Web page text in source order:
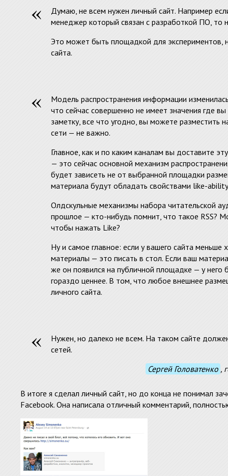
Думаю, не всем нужен личный сайт. Например
менеджер который связан с разработкой ПО, то
Это может быть площадкой для экспериментов,
сайта.
Модель распространения информации
что сейчас совершенно не имеет значения где
заметку, все что угодно, вы можете разместить
сети — не важно.
Главное, как и по каким каналам вы доставите
— это сейчас основной механизм
будет зависеть не от выбранной площадки
материала будут обладать свойствами like-
Олдскульные механизмы набора читательской
прошлое — кто-нибудь помнит, что такое
чтобы нажать Like?
Ну и самое главное: если у вашего сайта
материалы — это писать в стол. Если ваш
же он появился на публичной площадке — у него
гораздо ценнее. В том, что любое внешнее
личного сайта.
Нужен, но далеко не всем. На таком сайте
сетей.
Сергей Головатенко ,
В итоге я сделал личный сайт, но до конца не понимал
Facebook. Она написала отличный комментарий,